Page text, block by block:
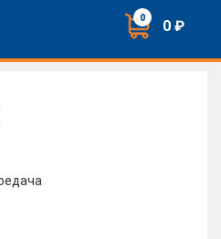
0 0 ₽